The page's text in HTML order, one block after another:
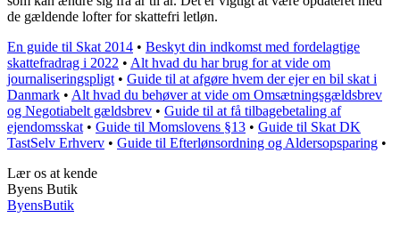
de gældende lofter for skattefri letløn.
En guide til Skat 2014 • Beskyt din indkomst med fordelagtige
skattefradrag i 2022 • Alt hvad du har brug for at vide om
journaliseringspligt • Guide til at afgøre hvem der ejer en bil skat i
Danmark • Alt hvad du behøver at vide om Omsætningsgældsbrev
og Negotiabelt gældsbrev • Guide til at få tilbagebetaling af
ejendomsskat • Guide til Momslovens §13 • Guide til Skat DK
TastSelv Erhverv • Guide til Efterlønsordning og Aldersopsparing •
Lær os at kende
Byens Butik
ByensButik